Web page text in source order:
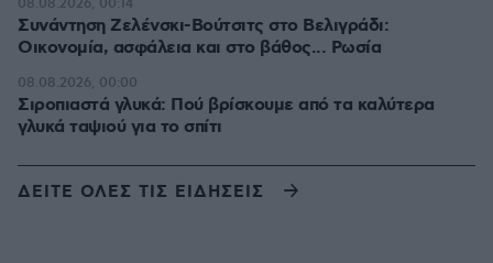
Συνάντηση Ζελένσκι-Βούτσιτς στο Βελιγράδι:
Οικονομία, ασφάλεια και στο βάθος... Ρωσία
08.08.2026, 00:14
Σιροπιαστά γλυκά: Πού βρίσκουμε από τα καλύτερα
γλυκά ταψιού για το σπίτι
08.08.2026, 00:00
ΔΕΙΤΕ ΟΛΕΣ ΤΙΣ ΕΙΔΗΣΕΙΣ